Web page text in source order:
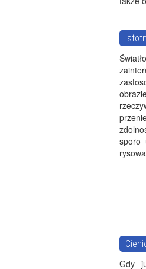
sporo
Gdy